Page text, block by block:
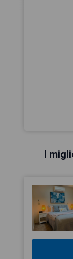
I